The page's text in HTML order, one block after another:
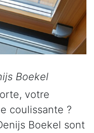
Boekel
votre
coulissante ?
Boekel sont